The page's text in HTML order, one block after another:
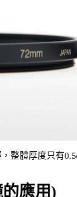
整體厚度只有
應用)